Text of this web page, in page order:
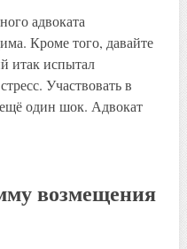
адвоката
Кроме того, давайте
итак испытал
Участвовать в
один шок. Адвокат
возмещения